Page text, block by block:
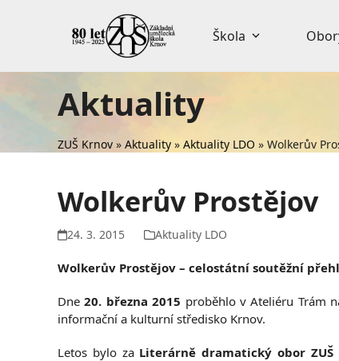
Škola
Aktuality
ZUŠ Krnov » Aktuality » Aktuality LDO » Wolkerův
Wolkerův Prostějov
24. 3. 2015 Aktuality LDO
Wolkerův Prostějov – celostátní soutěžní
Dne20. března 2015 proběhlo v Ateliéru Trám
informační a kulturní středisko Krnov.
Letos bylo za Literárně dramatický obor ZUŠ